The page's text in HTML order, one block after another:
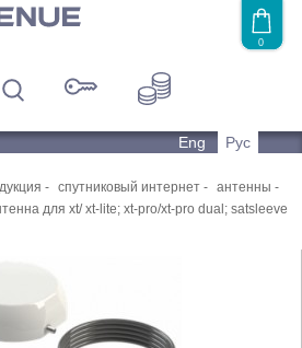
0
Eng Рус
спутниковый интернет
антенны
для xt/ xt-lite; xt-pro/xt-pro dual; satsleeve